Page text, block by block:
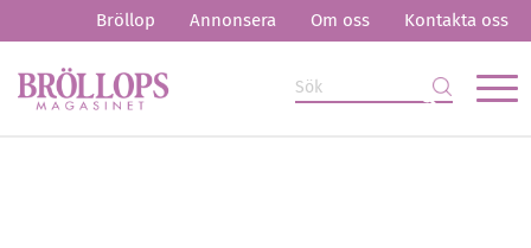
Bröllop Annonsera Om oss Kontakta oss